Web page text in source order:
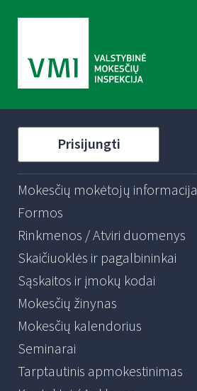
Prisijungti
Mokesčių mokėtojų informacija
Formos
Rinkmenos / Atviri duomenys
Skaičiuoklės ir pagalbininkai
Sąskaitos ir įmokų kodai
Mokesčių žinynas
Mokesčių kalendorius
Seminarai
Tarptautinis apmokestinimas